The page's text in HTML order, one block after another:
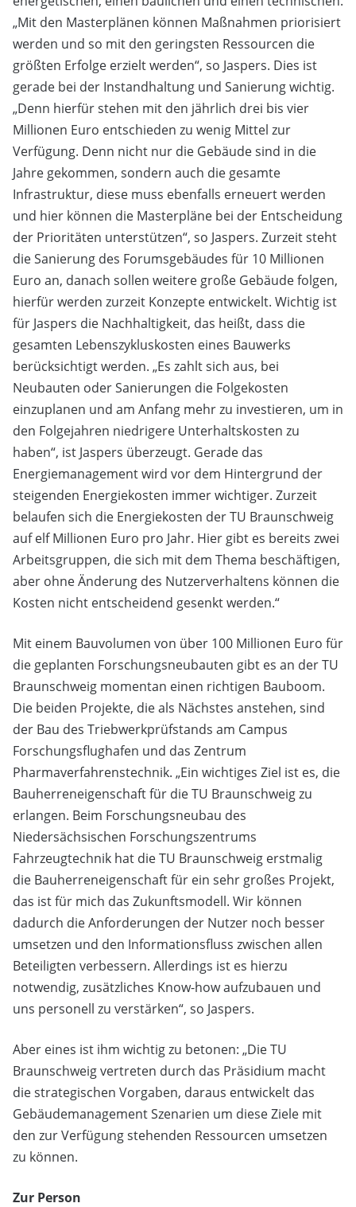
„Mit den Masterplänen können Maßnahmen priorisiert
werden und so mit den geringsten Ressourcen die
größten Erfolge erzielt werden“, so Jaspers. Dies ist
gerade bei der Instandhaltung und Sanierung wichtig.
„Denn hierfür stehen mit den jährlich drei bis vier
Millionen Euro entschieden zu wenig Mittel zur
Verfügung. Denn nicht nur die Gebäude sind in die
Jahre gekommen, sondern auch die gesamte
Infrastruktur, diese muss ebenfalls erneuert werden
und hier können die Masterpläne bei der Entscheidung
der Prioritäten unterstützen“, so Jaspers. Zurzeit steht
die Sanierung des Forumsgebäudes für 10 Millionen
Euro an, danach sollen weitere große Gebäude folgen,
hierfür werden zurzeit Konzepte entwickelt. Wichtig ist
für Jaspers die Nachhaltigkeit, das heißt, dass die
gesamten Lebenszykluskosten eines Bauwerks
berücksichtigt werden. „Es zahlt sich aus, bei
Neubauten oder Sanierungen die Folgekosten
einzuplanen und am Anfang mehr zu investieren, um in
den Folgejahren niedrigere Unterhaltskosten zu
haben“, ist Jaspers überzeugt. Gerade das
Energiemanagement wird vor dem Hintergrund der
steigenden Energiekosten immer wichtiger. Zurzeit
belaufen sich die Energiekosten der TU Braunschweig
auf elf Millionen Euro pro Jahr. Hier gibt es bereits zwei
Arbeitsgruppen, die sich mit dem Thema beschäftigen,
aber ohne Änderung des Nutzerverhaltens können die
Kosten nicht entscheidend gesenkt werden.“
Mit einem Bauvolumen von über 100 Millionen Euro für
die geplanten Forschungsneubauten gibt es an der TU
Braunschweig momentan einen richtigen Bauboom.
Die beiden Projekte, die als Nächstes anstehen, sind
der Bau des Triebwerkprüfstands am Campus
Forschungsflughafen und das Zentrum
Pharmaverfahrenstechnik. „Ein wichtiges Ziel ist es, die
Bauherreneigenschaft für die TU Braunschweig zu
erlangen. Beim Forschungsneubau des
Niedersächsischen Forschungszentrums
Fahrzeugtechnik hat die TU Braunschweig erstmalig
die Bauherreneigenschaft für ein sehr großes Projekt,
das ist für mich das Zukunftsmodell. Wir können
dadurch die Anforderungen der Nutzer noch besser
umsetzen und den Informationsfluss zwischen allen
Beteiligten verbessern. Allerdings ist es hierzu
notwendig, zusätzliches Know-how aufzubauen und
uns personell zu verstärken“, so Jaspers.
Aber eines ist ihm wichtig zu betonen: „Die TU
Braunschweig vertreten durch das Präsidium macht
die strategischen Vorgaben, daraus entwickelt das
Gebäudemanagement Szenarien um diese Ziele mit
den zur Verfügung stehenden Ressourcen umsetzen
zu können.
Zur Person